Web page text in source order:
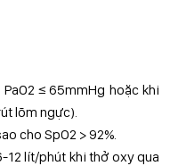
≤ 65mmHg hoặc khi
lõm ngực).
cho SpO2 > 92%.
12 lít/phút khi thở oxy qua